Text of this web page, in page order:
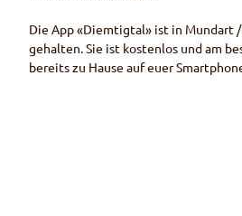
Die App«Diemtigtal» ist in Mundart /
gehalten. Sie ist kostenlos und am
bereits zu Hause auf euer